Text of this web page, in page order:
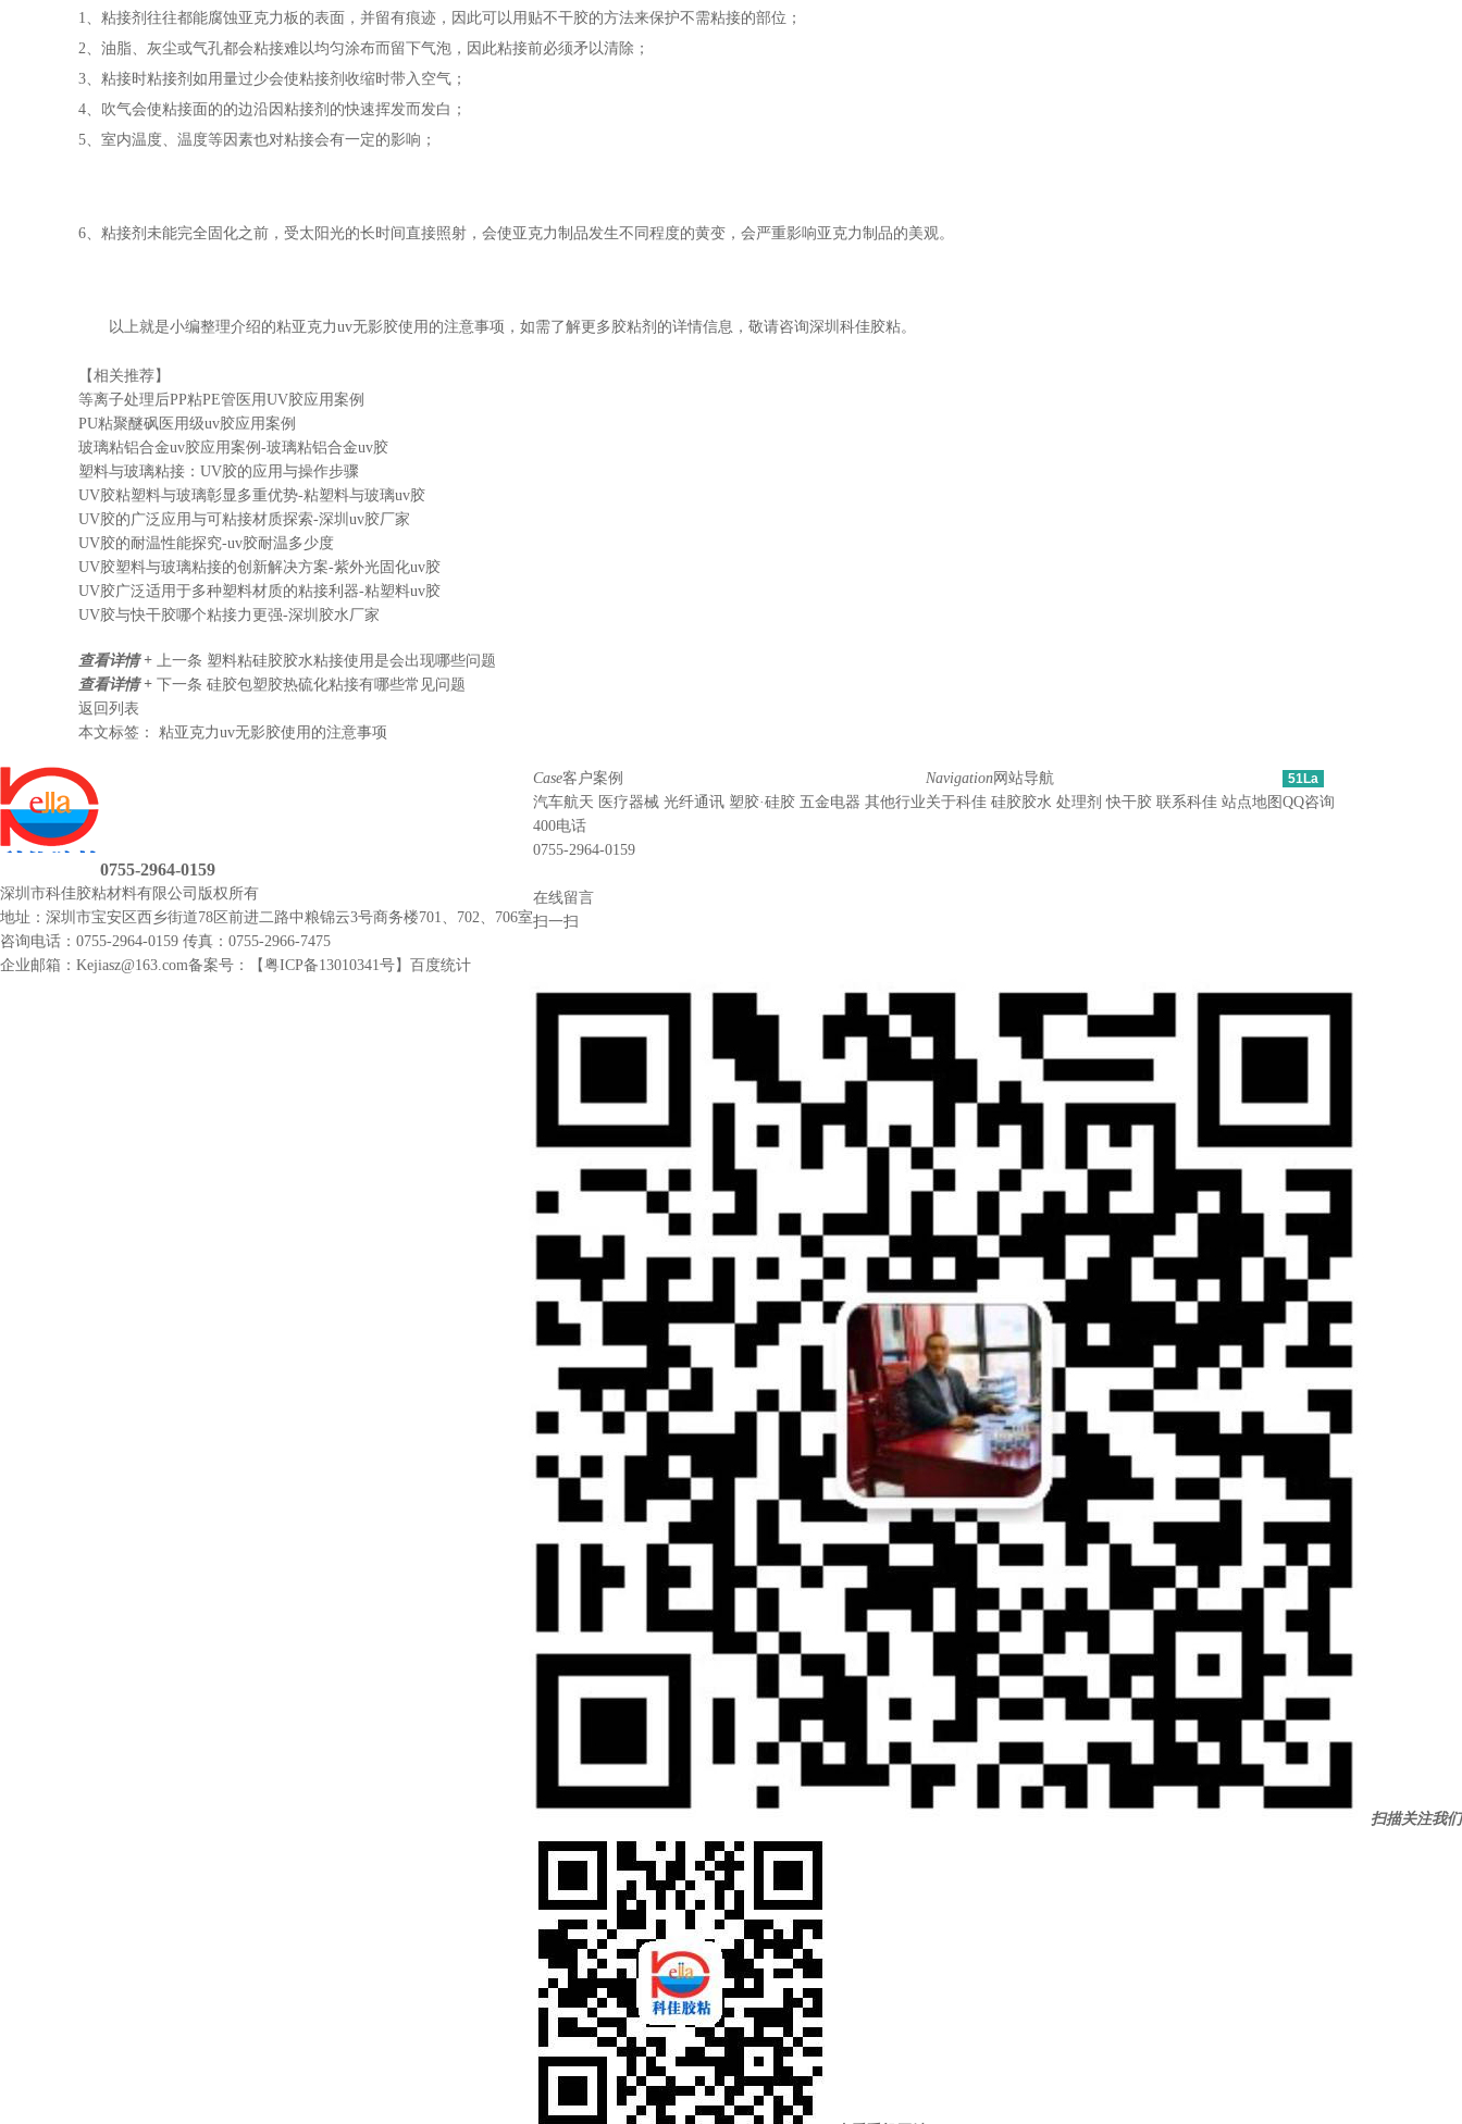
1、粘接剂往往都能腐蚀亚克力板的表面，并留有痕迹，因此可以用贴不干胶的方法来保护不需粘接的部位；
2、油脂、灰尘或气孔都会粘接难以均匀涂布而留下气泡，因此粘接前必须矛以清除；
3、粘接时粘接剂如用量过少会使粘接剂收缩时带入空气；
4、吹气会使粘接面的的边沿因粘接剂的快速挥发而发白；
5、室内温度、温度等因素也对粘接会有一定的影响；
6、粘接剂未能完全固化之前，受太阳光的长时间直接照射，会使亚克力制品发生不同程度的黄变，会严重影响亚克力制品的美观。
以上就是小编整理介绍的粘亚克力uv无影胶使用的注意事项，如需了解更多胶粘剂的详情信息，敬请咨询深圳科佳胶粘。
【相关推荐】
等离子处理后PP粘PE管医用UV胶应用案例
PU粘聚醚砜医用级uv胶应用案例
玻璃粘铝合金uv胶应用案例-玻璃粘铝合金uv胶
塑料与玻璃粘接：UV胶的应用与操作步骤
UV胶粘塑料与玻璃彰显多重优势-粘塑料与玻璃uv胶
UV胶的广泛应用与可粘接材质探索-深圳uv胶厂家
UV胶的耐温性能探究-uv胶耐温多少度
UV胶塑料与玻璃粘接的创新解决方案-紫外光固化uv胶
UV胶广泛适用于多种塑料材质的粘接利器-粘塑料uv胶
UV胶与快干胶哪个粘接力更强-深圳胶水厂家
查看详情 + 上一条 塑料粘硅胶胶水粘接使用是会出现哪些问题
查看详情 + 下一条 硅胶包塑胶热硫化粘接有哪些常见问题
返回列表
本文标签： 粘亚克力uv无影胶使用的注意事项
0755-2964-0159
深圳市科佳胶粘材料有限公司 版权所有
地址：深圳市宝安区西乡街道78区前进二路中粮锦云3号商务楼701、702、706室
咨询电话：0755-2964-0159 传真：0755-2966-7475
企业邮箱：Kejiasz@163.com备案号：【粤ICP备13010341号】 百度统计
Case客户案例
汽车航天 医疗器械 光纤通讯 塑胶·硅胶 五金电器 其他行业
Navigation网站导航
关于科佳 硅胶胶水 处理剂 快干胶 联系科佳 站点地图
扫描关注我们
51La
QQ咨询
400电话
0755-2964-0159
在线留言
扫一扫